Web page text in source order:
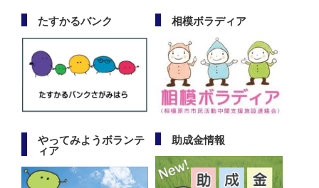
たすかるバンク 相模ボラディア
やってみようボランテ
ィア
助成金情報